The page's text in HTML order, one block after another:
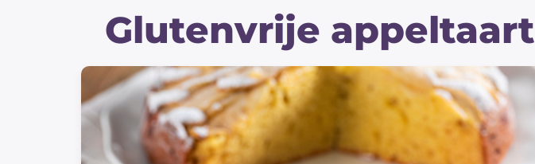
Hoofdgerechten
Bijgerechten
Glutenvrije appeltaart